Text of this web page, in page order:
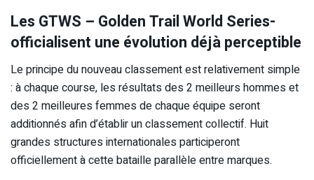
Les GTWS – Golden Trail World Series-
officialisent une évolution déjà perceptible
Le principe du nouveau classement est relativement simple
: à chaque course, les résultats des 2 meilleurs hommes et
des 2 meilleures femmes de chaque équipe seront
additionnés afin d’établir un classement collectif. Huit
grandes structures internationales participeront
officiellement à cette bataille parallèle entre marques.